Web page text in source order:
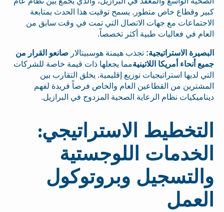
كبير وقطاع خاص متطور. يسمح توقيت هذا الحدث بمتابعة
الاجتماعات مع جهات الاتصال التي تمت في وقت سابق من
العام في فعاليات طبية أكثر تخصصاً.
البصيرة الاستراتيجية: تجذب هيمنة هوسبيتالار صانعو القرار من
جميع أنحاء أمريكا اللاتينيةمما يجعلها ذات قيمة خاصة للشركات
التي لديها استراتيجيات توزيع إقليمية. يخلق التقارب بين
المشترين من القطاعين العام والخاص فرصاً فريدة لفهم
ديناميكيات نظام الرعاية الصحية المزدوج في البرازيل.
التخطيط الاستراتيجي:
الخدمات اللوجستية
والتسجيل وبروتوكول
العمل